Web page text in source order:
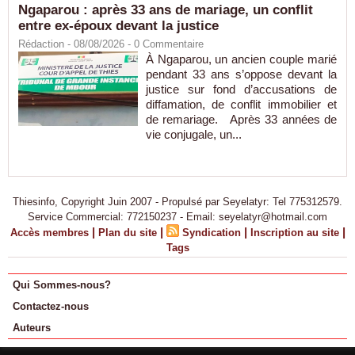
Ngaparou : après 33 ans de mariage, un conflit
entre ex-époux devant la justice
Rédaction - 08/08/2026 - 0 Commentaire
À Ngaparou, un ancien couple marié
pendant 33 ans s’oppose devant la
justice sur fond d’accusations de
diffamation, de conflit immobilier et
de remariage. Après 33 années de
vie conjugale, un...
Thiesinfo, Copyright Juin 2007 - Propulsé par Seyelatyr: Tel 775312579.
Service Commercial: 772150237 - Email: seyelatyr@hotmail.com
Accès membres | Plan du site | Syndication | Inscription au site |
Tags
Qui Sommes-nous?
Contactez-nous
Auteurs